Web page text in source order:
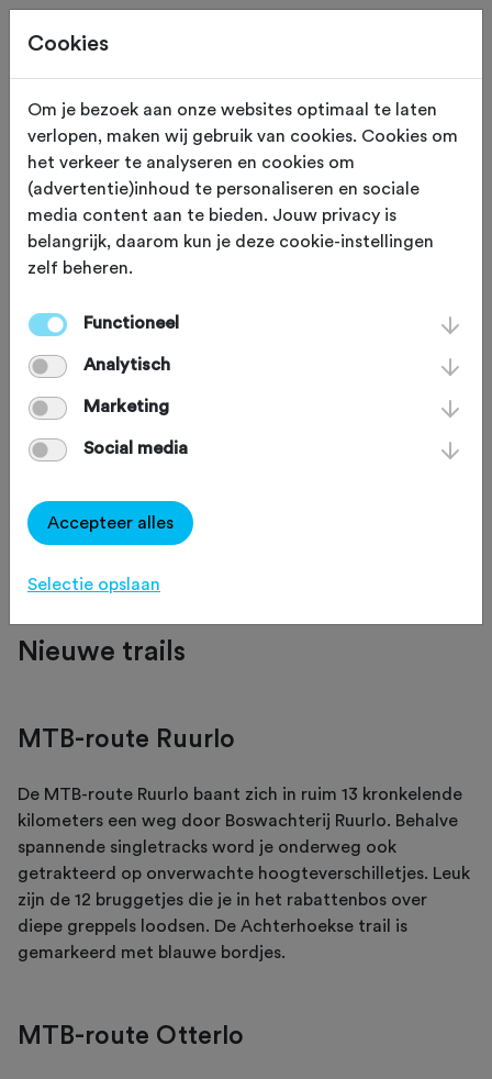
ROUTES + REIZEN Gewijzigd op 31 oktober 2024
Trail Update 12/2020
Ondanks de coronacrisis gaat de
aanleg van MTB-routes gelukkig
gewoon door. Ook wordt er met man
en macht aan het onderhoud van de
trails gewerkt. Hoogste tijd dus voor
Nederlandse tracks.
Nieuwe trails
MTB-route Ruurlo
De MTB-route Ruurlo baant zich in ruim 13 kronkelende
kilometers een weg door Boswachterij Ruurlo. Behalve
spannende singletracks word je onderweg ook
getrakteerd op onverwachte hoogteverschilletjes. Leuk
zijn de 12 bruggetjes die je in het rabattenbos over
diepe greppels loodsen. De Achterhoekse trail is
gemarkeerd met blauwe bordjes.
MTB-route Otterlo
Cookies
Om je bezoek aan onze websites optimaal te laten
verlopen, maken wij gebruik van cookies. Cookies om
het verkeer te analyseren en cookies om
(advertentie)inhoud te personaliseren en sociale
media content aan te bieden. Jouw privacy is
belangrijk, daarom kun je deze cookie-instellingen
zelf beheren.
Functioneel
Analytisch
Marketing
Social media
Accepteer alles
Selectie opslaan